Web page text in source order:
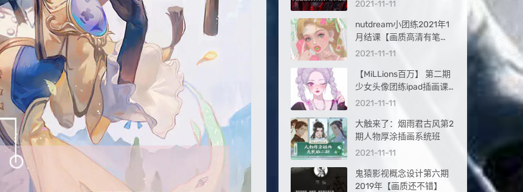
2021-11-11
nutdream小团练2021年1
月结课【画质高清有笔
刷】
2021-11-11
【MiLLions百万】 第二期
少女头像团练ipad插画课
【画质高清有笔刷素材】
2021-11-11
大触来了：烟雨君古风第2
期人物厚涂插画系统班
2021-11-11
鬼猿影视概念设计第六期
2019年【画质还不错】